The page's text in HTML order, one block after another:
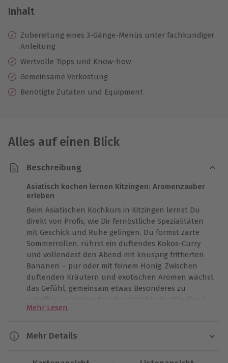
3 Jahre gültig & verlängerbar.
Inhalt
Zubereitung eines 3-Gänge-Menüs unter fachkundiger
Anleitung
Wertvolle Tipps und Know-how
Gemeinsame Verkostung
Benötigte Zutaten und Equipment
Alles auf einen Blick
Beschreibung
Asiatisch kochen lernen Kitzingen: Aromenzauber
erleben
Beim Asiatischen Kochkurs in Kitzingen lernst Du
direkt von Profis, wie Dir fernöstliche Spezialitäten
mit Geschick und Ruhe gelingen. Du formst zarte
Sommerrollen, rührst ein duftendes Kokos-Curry
und vollendest den Abend mit knusprig frittierten
Bananen – pur oder mit feinem Honig. Zwischen
duftenden Kräutern und exotischen Aromen wächst
das Gefühl, gemeinsam etwas Besonderes zu
schaffen. In kleiner Runde entsteht ein stilvolles 3-
Gänge-Menü, das Ihr anschließend miteinander
wird jeder Moment zu wertvoller Gemeinsamzeit. Lass
Mehr Lesen
Mehr Details